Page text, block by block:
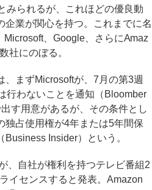
みられるが、これほどの優良動
企業が関心を持つ。これまでに名
、Google、さらにAmaz
社にのぼる。
まずMicrosoftが、7月の第3週
行わないことを通知（Bloomber
す用意があるが、その条件とし
独占使用権が4年または5年間保
Insider）という。
、自社が権利を持つテレビ番組2
イセンスすると発表。Amazon